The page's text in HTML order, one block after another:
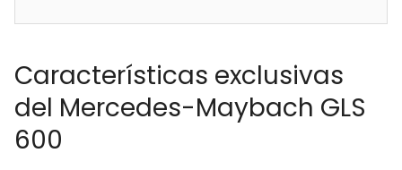
Características exclusivas
del Mercedes-Maybach GLS
600